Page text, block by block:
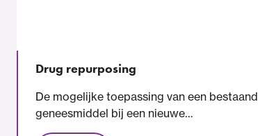
Drug repurposing
De mogelijke toepassing van een bestaand
geneesmiddel bij een nieuwe…